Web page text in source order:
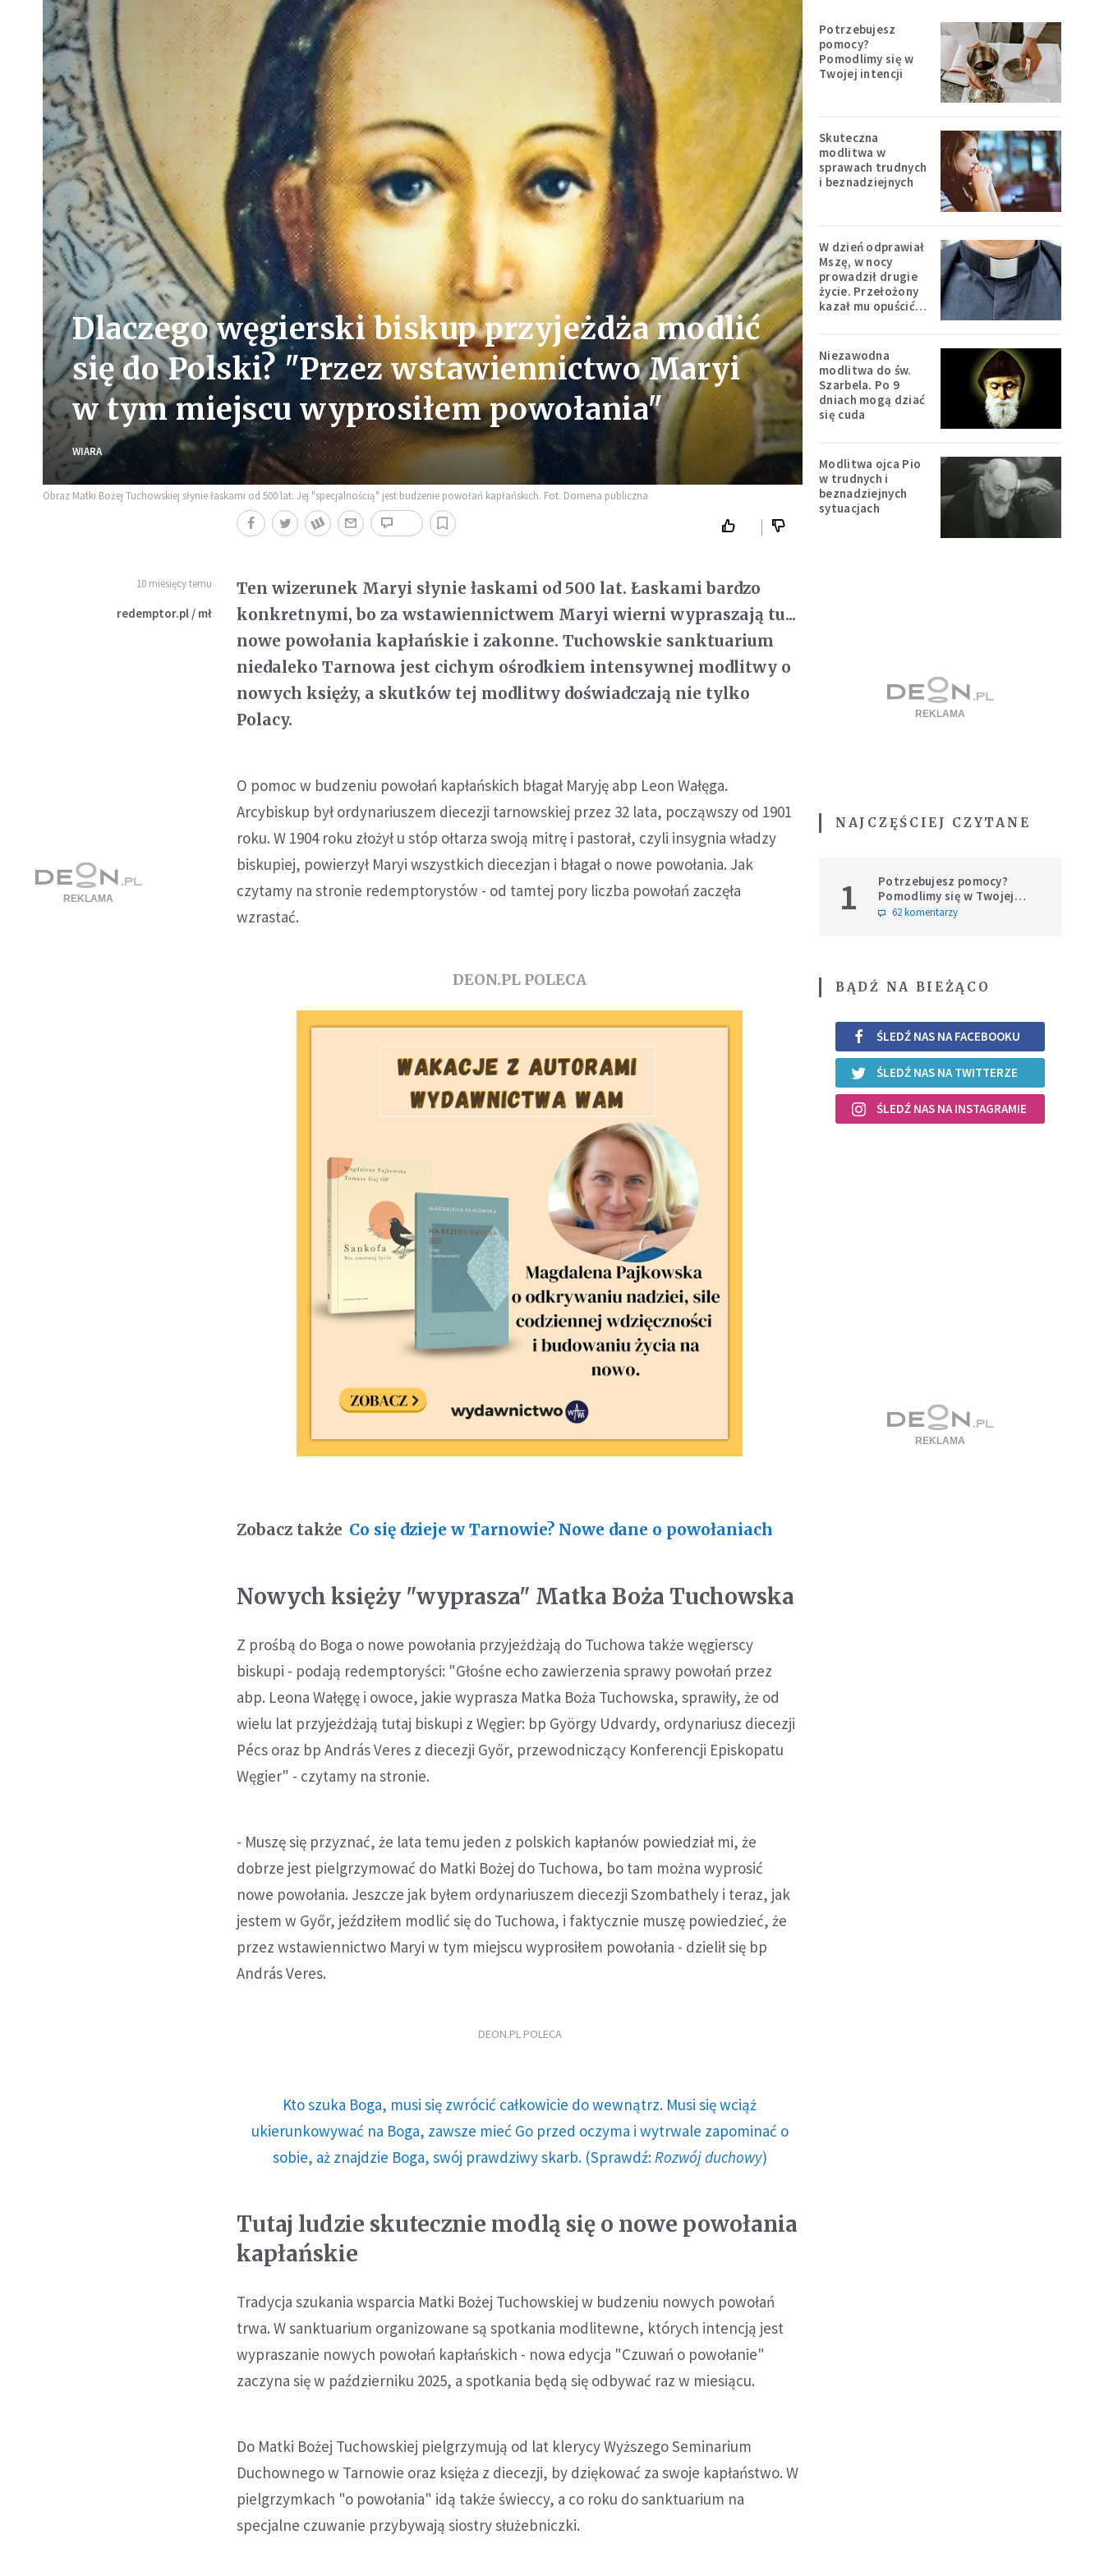
Dlaczego węgierski biskup przyjeżdża modlić
się do Polski? "Przez wstawiennictwo Maryi
w tym miejscu wyprosiłem powołania"
WIARA
Obraz Matki Bożej Tuchowskiej słynie łaskami od 500 lat. Jej "specjalnością" jest budzenie powołań kapłańskich. Fot. Domena publiczna
10 miesięcy temu
redemptor.pl / mł
Ten wizerunek Maryi słynie łaskami od 500 lat. Łaskami bardzo
konkretnymi, bo za wstawiennictwem Maryi wierni wypraszają tu...
nowe powołania kapłańskie i zakonne. Tuchowskie sanktuarium
niedaleko Tarnowa jest cichym ośrodkiem intensywnej modlitwy o
nowych księży, a skutków tej modlitwy doświadczają nie tylko
Polacy.
O pomoc w budzeniu powołań kapłańskich błagał Maryję abp Leon Wałęga.
Arcybiskup był ordynariuszem diecezji tarnowskiej przez 32 lata, począwszy od 1901
roku. W 1904 roku złożył u stóp ołtarza swoją mitrę i pastorał, czyli insygnia władzy
biskupiej, powierzył Maryi wszystkich diecezjan i błagał o nowe powołania. Jak
czytamy na stronie redemptorystów - od tamtej pory liczba powołań zaczęła
wzrastać.
DEON.PL POLECA
Zobacz także Co się dzieje w Tarnowie? Nowe dane o powołaniach
Nowych księży "wyprasza" Matka Boża Tuchowska
Z prośbą do Boga o nowe powołania przyjeżdżają do Tuchowa także węgierscy
biskupi - podają redemptoryści: "Głośne echo zawierzenia sprawy powołań przez
abp. Leona Wałęgę i owoce, jakie wyprasza Matka Boża Tuchowska, sprawiły, że od
wielu lat przyjeżdżają tutaj biskupi z Węgier: bp György Udvardy, ordynariusz diecezji
Pécs oraz bp András Veres z diecezji Győr, przewodniczący Konferencji Episkopatu
Węgier" - czytamy na stronie.
- Muszę się przyznać, że lata temu jeden z polskich kapłanów powiedział mi, że
dobrze jest pielgrzymować do Matki Bożej do Tuchowa, bo tam można wyprosić
nowe powołania. Jeszcze jak byłem ordynariuszem diecezji Szombathely i teraz, jak
jestem w Győr, jeździłem modlić się do Tuchowa, i faktycznie muszę powiedzieć, że
przez wstawiennictwo Maryi w tym miejscu wyprosiłem powołania - dzielił się bp
András Veres.
DEON.PL POLECA
Kto szuka Boga, musi się zwrócić całkowicie do wewnątrz. Musi się wciąż
ukierunkowywać na Boga, zawsze mieć Go przed oczyma i wytrwale zapominać o
sobie, aż znajdzie Boga, swój prawdziwy skarb. (Sprawdź: Rozwój duchowy)
Tutaj ludzie skutecznie modlą się o nowe powołania
kapłańskie
Tradycja szukania wsparcia Matki Bożej Tuchowskiej w budzeniu nowych powołań
trwa. W sanktuarium organizowane są spotkania modlitewne, których intencją jest
wypraszanie nowych powołań kapłańskich - nowa edycja "Czuwań o powołanie"
zaczyna się w październiku 2025, a spotkania będą się odbywać raz w miesiącu.
Do Matki Bożej Tuchowskiej pielgrzymują od lat klerycy Wyższego Seminarium
Duchownego w Tarnowie oraz księża z diecezji, by dziękować za swoje kapłaństwo. W
pielgrzymkach "o powołania" idą także świeccy, a co roku do sanktuarium na
specjalne czuwanie przybywają siostry służebniczki.
Potrzebujesz
pomocy?
Pomodlimy się w
Twojej intencji
Skuteczna
modlitwa w
sprawach trudnych
i beznadziejnych
W dzień odprawiał
Mszę, w nocy
prowadził drugie
życie. Przełożony
kazał mu opuścić
Niezawodna
modlitwa do św.
Szarbela. Po 9
dniach mogą dziać
się cuda
Modlitwa ojca Pio
w trudnych i
beznadziejnych
sytuacjach
NAJCZĘŚCIEJ CZYTANE
1
Potrzebujesz pomocy?
Pomodlimy się w Twojej
intencji
62 komentarzy
BĄDŹ NA BIEŻĄCO
ŚLEDŹ NAS NA FACEBOOKU
ŚLEDŹ NAS NA TWITTERZE
ŚLEDŹ NAS NA INSTAGRAMIE